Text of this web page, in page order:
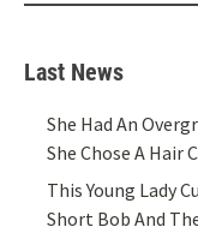
Last News
She Had An
She Chose A
This Young Lady
Short Bob And